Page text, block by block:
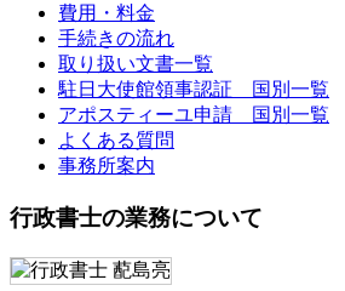
費用・料金
手続きの流れ
取り扱い文書一覧
駐日大使館領事認証 国別一覧
アポスティーユ申請 国別一覧
よくある質問
事務所案内
行政書士の業務について